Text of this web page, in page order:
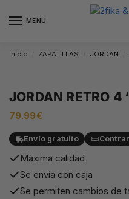
MENU
Inicio ZAPATILLAS JORDAN
JORDAN RETRO 4
79.99€
Envío gratuito
Máxima calidad
Se envía con caja
Se permiten cambios de